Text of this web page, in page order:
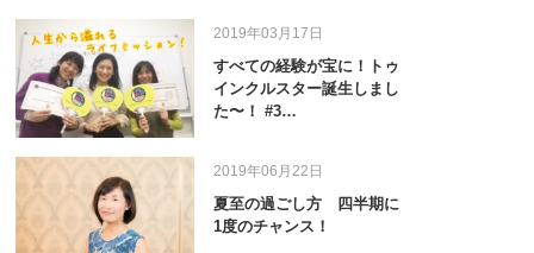
2019年03月17日
すべての経験が宝に！トゥ
インクルスター誕生しまし
た〜！ #3…
2019年06月22日
夏至の過ごし方 四半期に
1度のチャンス！